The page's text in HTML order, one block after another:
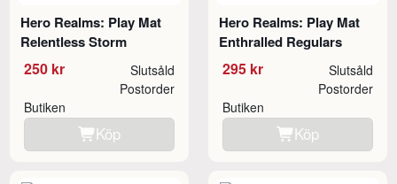
Hero Realms: Play Mat
Relentless Storm
250 kr Slutsåld
Butiken
Postorder
Köp
Hero Realms: Play Mat
Enthralled Regulars
295 kr Slutsåld
Butiken
Postorder
Köp